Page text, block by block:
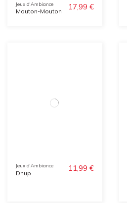
Jeux d'Ambiance
Mouton-Mouton 17,99 €
Jeux d'Ambiance
Dnup 11,99 €